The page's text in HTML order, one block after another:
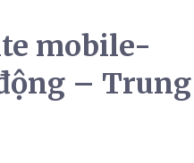
mobile-
– Trung